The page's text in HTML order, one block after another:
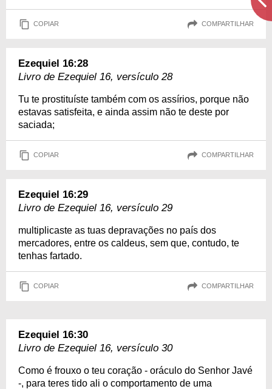
COPIAR COMPARTILHAR
Ezequiel 16:28
Livro de Ezequiel 16, versículo 28
Tu te prostituíste também com os assírios, porque não
estavas satisfeita, e ainda assim não te deste por
saciada;
COPIAR COMPARTILHAR
Ezequiel 16:29
Livro de Ezequiel 16, versículo 29
multiplicaste as tuas depravações no país dos
mercadores, entre os caldeus, sem que, contudo, te
tenhas fartado.
COPIAR COMPARTILHAR
Ezequiel 16:30
Livro de Ezequiel 16, versículo 30
Como é frouxo o teu coração - oráculo do Senhor Javé
-, para teres tido ali o comportamento de uma